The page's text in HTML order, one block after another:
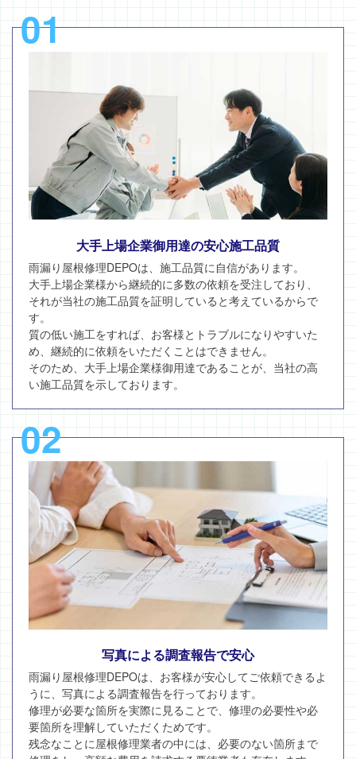
01
大手上場企業御用達の安心施工品質
雨漏り屋根修理DEPOは、施工品質に自信があります。
大手上場企業様から継続的に多数の依頼を受注しており、
それが当社の施工品質を証明していると考えているからで
す。
質の低い施工をすれば、お客様とトラブルになりやすいた
め、継続的に依頼をいただくことはできません。
そのため、大手上場企業様御用達であることが、当社の高
い施工品質を示しております。
02
写真による調査報告で安心
雨漏り屋根修理DEPOは、お客様が安心してご依頼できるよ
うに、写真による調査報告を行っております。
修理が必要な箇所を実際に見ることで、修理の必要性や必
要箇所を理解していただくためです。
残念なことに屋根修理業者の中には、必要のない箇所まで